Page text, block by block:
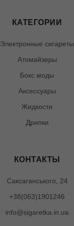
КАТЕГОРИИ
Электронные сигареты
Атомайзеры
Бокс моды
Аксессуары
Жидкости
Дрипки
КОНТАКТЫ
Саксаганського, 24
+38(063)1901246
info@sigaretka.in.ua